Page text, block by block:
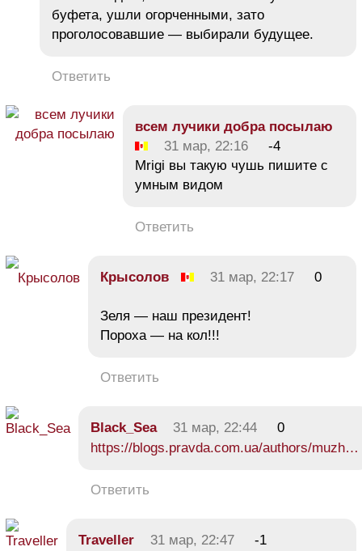
буфета, ушли огорченными, зато
проголосовавшие — выбирали будущее.
Ответить
всем лучики добра посылаю
31 мар, 22:16
-4
Mrigi вы такую чушь пишите с
умным видом
Ответить
Крысолов 31 мар, 22:17 0
Зеля — наш президент!
Пороха — на кол!!!
Ответить
Black_Sea 31 мар, 22:44
0
https://blogs.pravda.com.ua/authors/muzh…
Ответить
Traveller 31 мар, 22:47
-1